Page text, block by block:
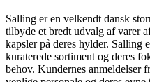
Salling er en velkendt dansk
tilbyde et bredt udvalg af varer
kapsler på deres hylder. Salling
kuraterede sortiment og deres
behov. Kundernes anmeldelser